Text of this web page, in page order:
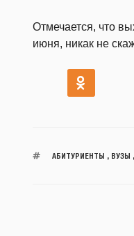
Отмечается, что
июня, никак не
АБИТУРИЕНТЫ ВУЗЫ